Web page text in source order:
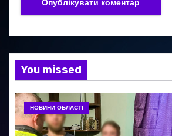
You missed
НОВИНИ ОБЛАСТІ